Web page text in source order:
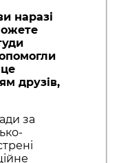
наразі
друзів,
за